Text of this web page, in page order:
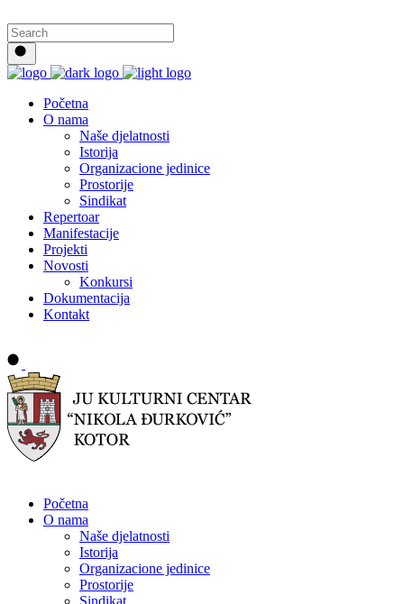
Početna
O nama
Naše djelatnosti
Istorija
Organizacione jedinice
Prostorije
Sindikat
Repertoar
Manifestacije
Projekti
Novosti
Konkursi
Dokumentacija
Kontakt
Početna
O nama
Naše djelatnosti
Istorija
Organizacione jedinice
Prostorije
Sindikat